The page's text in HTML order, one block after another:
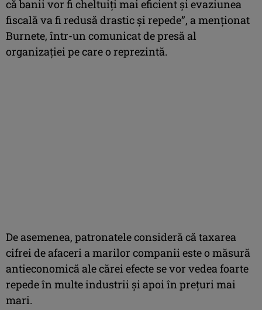
că banii vor fi cheltuiţi mai eficient şi evaziunea
fiscală va fi redusă drastic şi repede”, a menţionat
Burnete, într-un comunicat de presă al
organizaţiei pe care o reprezintă.
De asemenea, patronatele consideră că taxarea
cifrei de afaceri a marilor companii este o măsură
antieconomică ale cărei efecte se vor vedea foarte
repede în multe industrii şi apoi în preţuri mai
mari.